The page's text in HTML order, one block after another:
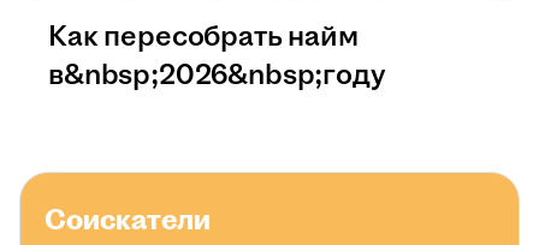
Как пересобрать найм
в&nbsp;2026&nbsp;году
Соискатели